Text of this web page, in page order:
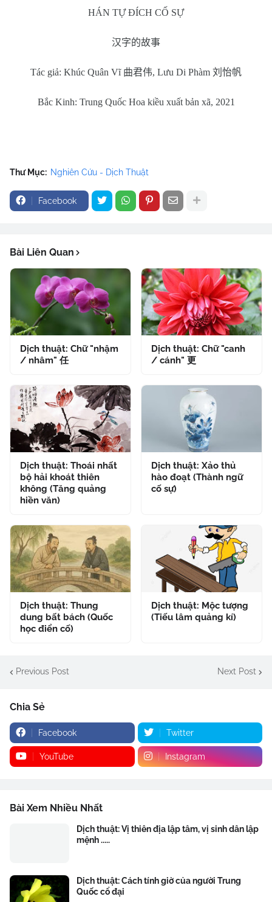
HÁN TỰ ĐÍCH CỐ SỰ
汉字的故事
Tác giả: Khúc Quân Vĩ 曲君伟, Lưu Di Phàm 刘怡帆
Bắc Kinh: Trung Quốc Hoa kiều xuất bản xã, 2021
Thư Mục: Nghiên Cứu - Dịch Thuật
Facebook
Bài Liên Quan
Dịch thuật: Chữ "nhậm
/ nhâm" 任
Dịch thuật: Chữ "canh
/ cánh" 更
Dịch thuật: Thoái nhất
bộ hải khoát thiên
không (Tăng quảng
hiền văn)
Dịch thuật: Xảo thủ
hào đoạt (Thành ngữ
cố sự)
Dịch thuật: Thung
dung bất bách (Quốc
học điển cố)
Dịch thuật: Mộc tượng
(Tiếu lâm quảng kí)
Previous Post Next Post
Chia Sẻ
Facebook Twitter
YouTube Instagram
Bài Xem Nhiều Nhất
Dịch thuật: Vị thiên địa lập tâm, vị sinh dân lập
mệnh .....
Dịch thuật: Cách tính giờ của người Trung
Quốc cổ đại